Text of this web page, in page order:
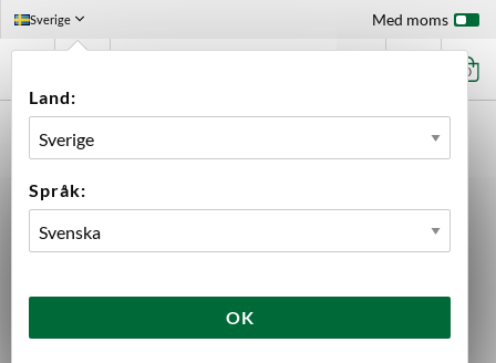
Sverige
Land:
Språk:
OK
Med moms
0